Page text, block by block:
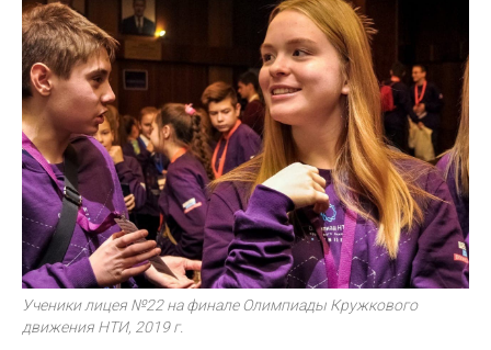
Ученики лицея №22 на финале Олимпиады Кружкового
движения НТИ, 2019 г.